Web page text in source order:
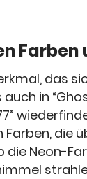
Farben
das
auch in
Farben, die
die Neon-